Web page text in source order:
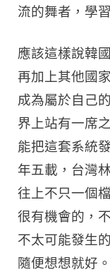
流的舞者，學
應該這樣說韓
再加上其他國
成為屬於自己
界上站有一席
能把這套系統
年五載，台灣
往上不只一個
很有機會的，
不太可能發生
隨便想想就好。